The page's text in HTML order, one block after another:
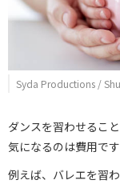
Syda Productions /
ダンスを習わせるこ
気になるのは費用です
例えば、バレエを習